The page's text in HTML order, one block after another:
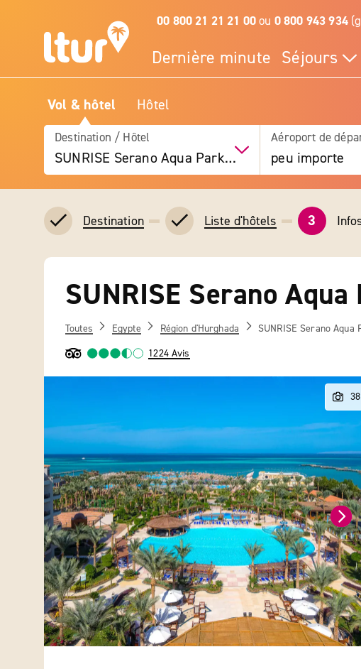
00 800 21 21 21 00ou 0 800 943 934
Dernière minute Séjours
Vol & hôtel Hôtel
Destination / Hôtel
SUNRISE Serano Aqua Park Resort
Aéroport de
peu importe
Destination Liste d'hôtels 3
SUNRISE Serano
Toutes Egypte Région d'Hurghada SUNRISE Serano Aqua
1224 Avis